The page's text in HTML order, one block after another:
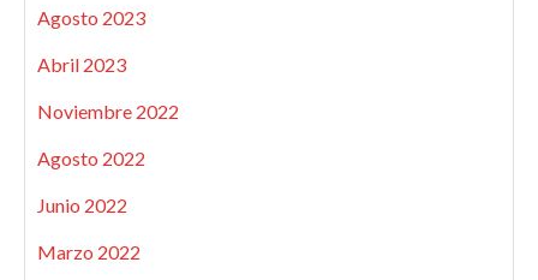
Agosto 2023
Abril 2023
Noviembre 2022
Agosto 2022
Junio 2022
Marzo 2022